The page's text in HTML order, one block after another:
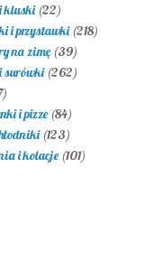
kluski (22)
i przystawki (218)
na zimę (39)
surówki (262)
i pizze (84)
(123)
i kolacje (101)